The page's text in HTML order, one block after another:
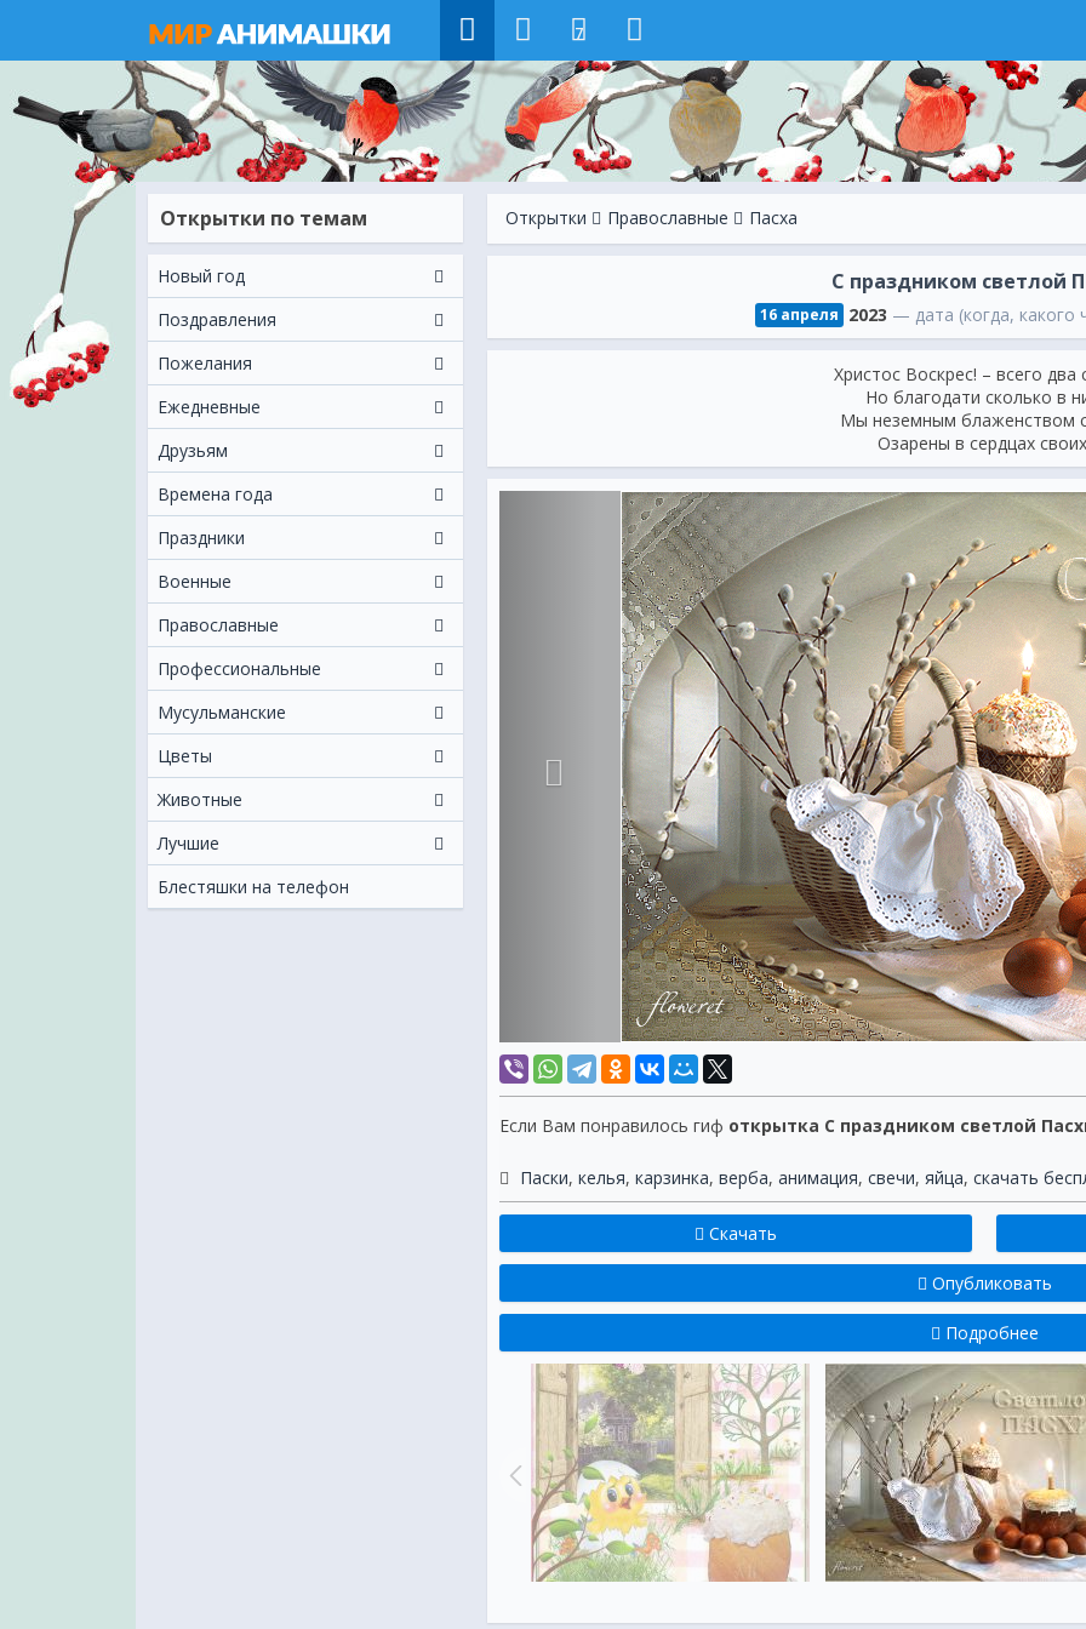
7
Открытки по темам
Новый год
Поздравления
Пожелания
Ежeдневные
Друзьям
Времена года
Праздники
Военные
Православные
Профессиональные
Мусульманские
Цветы
Животные
Лучшие
Блестяшки на телефон
Открытки Православные Пасха
С праздником светлой
16 апреля 2023 — дата (когда, какого
Христос Воскрес! – всего два
Но благодати сколько в
Мы неземным блаженством
Озарены в сердцах
Если Вам понравилось гиф открытка С праздником светлой
Паски, келья, карзинка, верба, анимация, свечи, яйца, скачать
Скачать
Опубликовать
Подробнее